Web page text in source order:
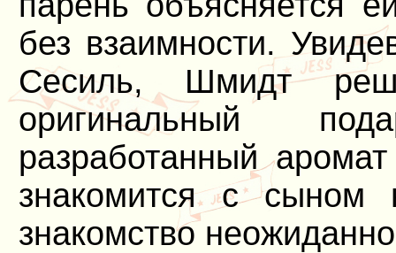
без взаимности.
Сесиль, Шмидт
оригинальный
разработанный
знакомится с
знакомство